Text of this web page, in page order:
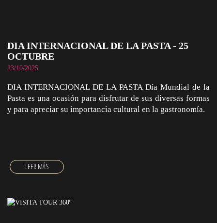
DIA INTERNACIONAL DE LA PASTA - 25
OCTUBRE
23/10/2025
DIA INTERNACIONAL DE LA PASTA Día Mundial de la
Pasta es una ocasión para disfrutar de sus diversas formas
y para apreciar su importancia cultural en la gastronomía.